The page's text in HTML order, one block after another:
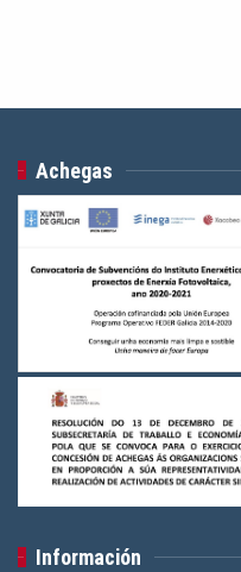
Achegas
Información